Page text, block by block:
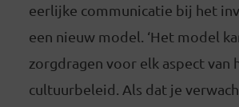
eerlijke communicatie bij het
een nieuw model. ‘Het model
zorgdragen voor elk aspect van
cultuurbeleid. Als dat je